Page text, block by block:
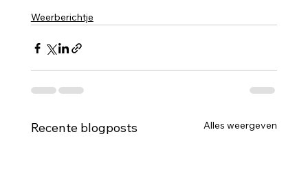
Weerberichtje
Recente blogposts Alles weergeven